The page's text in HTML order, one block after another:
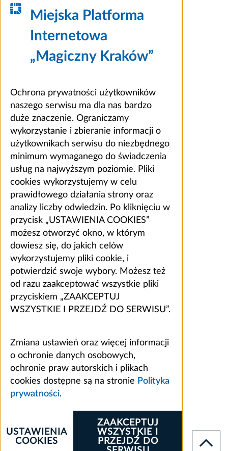
Miejska Platforma
Internetowa
„Magiczny Kraków”
Ochrona prywatności użytkowników
naszego serwisu ma dla nas bardzo
duże znaczenie. Ograniczamy
wykorzystanie i zbieranie informacji o
użytkownikach serwisu do niezbędnego
minimum wymaganego do świadczenia
usług na najwyższym poziomie. Pliki
cookies wykorzystujemy w celu
prawidłowego działania strony oraz
analizy liczby odwiedzin. Po kliknięciu w
przycisk „USTAWIENIA COOKIES”
możesz otworzyć okno, w którym
dowiesz się, do jakich celów
wykorzystujemy pliki cookie, i
potwierdzić swoje wybory. Możesz też
od razu zaakceptować wszystkie pliki
przyciskiem „ZAAKCEPTUJ
WSZYSTKIE I PRZEJDŹ DO SERWISU”.
Zmiana ustawień oraz więcej informacji
o ochronie danych osobowych,
ochronie praw autorskich i plikach
cookies dostępne są na stronie Polityka
prywatności.
ZAAKCEPTUJ
WSZYSTKIE I
PRZEJDŹ DO
USTAWIENIA
COOKIES